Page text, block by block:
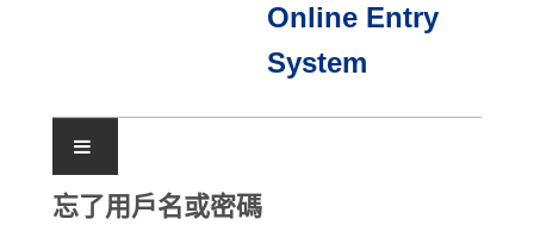
Online Entry
System
展会日历
忘了用戶名或密碼